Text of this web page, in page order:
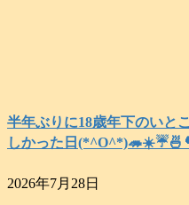
半年ぶりに18歳年下のいと
しかった日
2026年7月28日